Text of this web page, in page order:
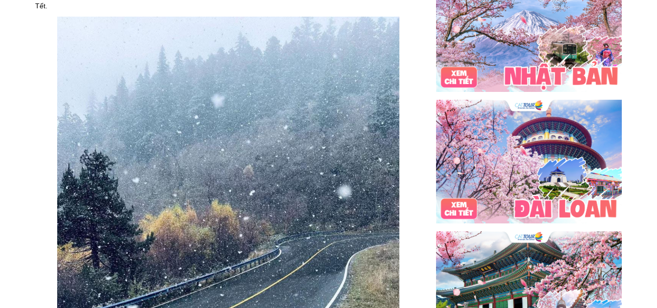
Tết.
bãi tắm sấm sơn
đặc sản sầm sơn
đặc sản du lịch sầm sơn
tour du lịch 3 ngày 2 đêm
hải sản
Đảo Lan Châu
Cẩm nang du lịch Của Lò
chợ Cửa Lò
tour du lịch Cửa Lò
Hạ Long
Đảo Hòn Ngư
Đảo Song Ngư
ATM
mới nhất
cẩm nang du lịch sầm sơn
ô tô
phượt 99k buffet
lẩu
Tuyển dụng
Nhân viên Visa Cát Bà.
Cô Tô
miền Bắc
miền Trung
miền Nam
đền độc cước
chi phí giá
chợ
mùa đông
món ngon quà vặt
Chơi gì
câu mực đêm
Dù bay
Lặn biển
Vinpearl Cửa Hội
Water Fun
Công viên nước
Nhà phao
Quê Bác
tour Cửa Lò 2 ngày 1 đêm
Tuần Châu
Tàu Hỏa
Du lịch Cửa Lò 2 ngày 1 đêm
chùa Hương